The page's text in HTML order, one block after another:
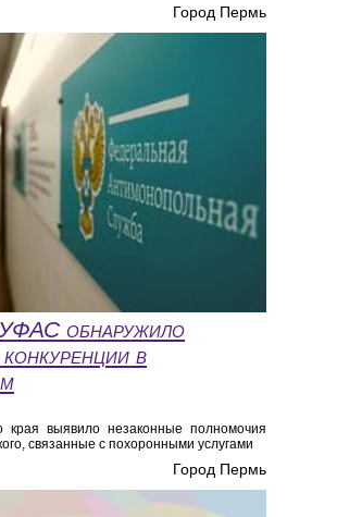
Город Пермь
обнаружило
в
края выявило незаконные полномочия
связанные с похоронными услугами
Город Пермь